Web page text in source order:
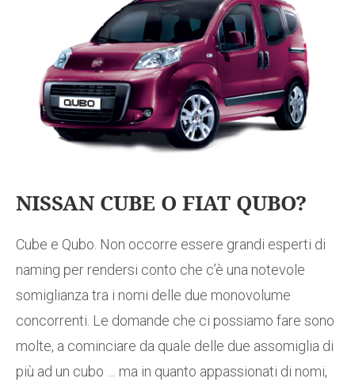
NISSAN CUBE O FIAT QUBO?
Cube e Qubo. Non occorre essere grandi esperti di
naming per rendersi conto che c’è una notevole
somiglianza tra i nomi delle due monovolume
concorrenti. Le domande che ci possiamo fare sono
molte, a cominciare da quale delle due assomiglia di
più ad un cubo … ma in quanto appassionati di nomi,